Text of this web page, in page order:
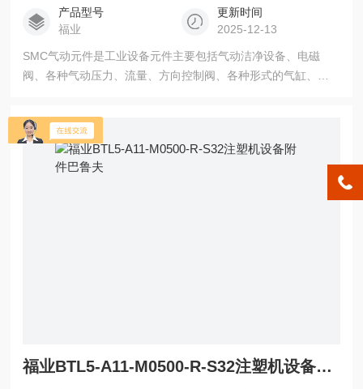
产品型号
福业
更新时间
2025-12-13
SMC气动元件是工业设备元件主要包括气动洁净设备、电磁
阀、各种气动压力、流量、方向控制阀、各种形式的气缸、摆
工业自动化元 机床设备BTL6-V11V-M0175-A1-S115选巴鲁夫
福业BTL5-A11-M0500-R-S32注塑机设备附件巴鲁夫